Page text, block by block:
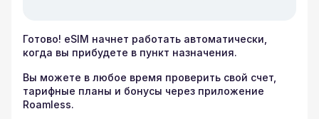
Готово! eSIM начнет работать автоматически,
когда вы прибудете в пункт назначения.
Вы можете в любое время проверить свой счет,
тарифные планы и бонусы через приложение
Roamless.